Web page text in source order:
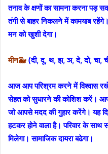
तनाव के क्षणों का सामना करना पड़
तंगी से बाहर निकलने में कामयाब
मन को खुशी देगा।
मीन🐳(दी, दू, थ, झ, ञ, दे, दो, चा,
आज आप परिश्रम करने में विश्वास
सेहत को सुधारने की कोशिश करें। आप
जो आपसे मदद की गुहार करेंगे। यह
हटकर होने वाला है। परिवार के साथ
मिलेगा। सामाजिक दायरा बढेगा।